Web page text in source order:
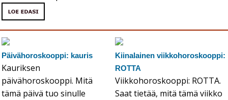
Päivähoroskooppi: kauris
Kauriksen
päivähoroskooppi. Mitä
tämä päivä tuo sinulle
Kiinalainen viikkohoroskooppi:
ROTTA
Viikkohoroskooppi: ROTTA.
Saat tietää, mitä tämä viikko